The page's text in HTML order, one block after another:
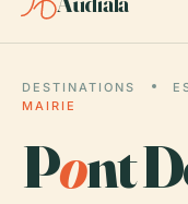
DESTINATIONS
MAIRIE
Pont